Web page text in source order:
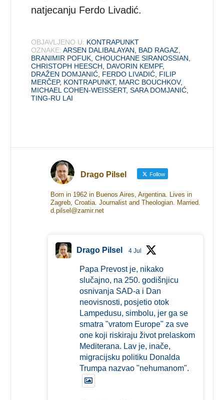
natjecanju Ferdo Livadić.
OBJAVLJENO U: KONTRAPUNKT
OZNAKE: ARSEN DALIBALAYAN BAD RAGAZ
BRANIMIR POFUK ,CHOUCHANE SIRANOSSIAN
CHRISTOPH HEESCH
DAVORIN KEMPF,
DRAŽEN DOMJANIĆ FERDO LIVADIĆ FILIP
MERČEP, KONTRAPUNKT, MARC BOUCHKOV,
MICHAEL COHEN-WEISSERT,SARA DOMJANIĆ
TING-RU LAI
Drago Pilsel Follow
Born in 1962 in Buenos Aires, Argentina. Lives in
Zagreb, Croatia. Journalist and Theologian. Married.
d.pilsel@zamir.net
Drago Pilsel 4 Jul
Papa Prevost je, nikako
slučajno, na 250. godišnjicu
osnivanja SAD-a i Dan
neovisnosti, posjetio otok
Lampedusu, simbolu, jer ga se
smatra "vratom Europe" za sve
one koji riskiraju život prelaskom
Mediterana. Lav je, inače,
migracijsku politiku Donalda
Trumpa nazvao "nehumanom".